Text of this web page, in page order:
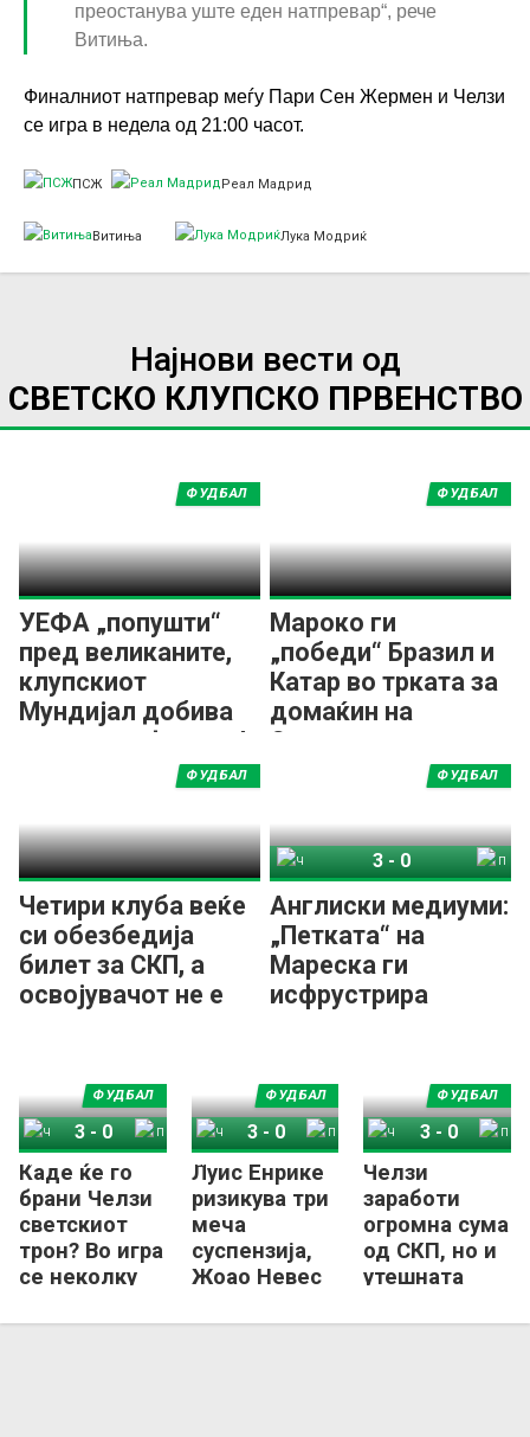
преостанува уште еден натпревар“, рече
Витиња.
Финалниот натпревар меѓу Пари Сен Жермен и Челзи
се игра в недела од 21:00 часот.
ПСЖ Реал Мадрид
Витиња Лука Модриќ
Најнови вести од
СВЕТСКО КЛУПСКО ПРВЕНСТВО
УЕФА „попушти“
пред великаните,
клупскиот
Мундијал добива
проширен формат!
ФУДБАЛ
Мароко ги
„победи“ Бразил и
Катар во трката за
домаќин на
Светско клупско
првенство во
ФУДБАЛ
Четири клуба веќе
си обезбедија
билет за СКП, а
освојувачот не е
ФУДБАЛ
Англиски медиуми:
„Петката“ на
Мареска ги
исфрустрира
ФУДБАЛ
3-0
Каде ќе го
брани Челзи
светскиот
трон? Во игра
се неколку
една испрати
ФУДБАЛ
Челзи
3 - 0
Луис Енрике
ризикува три
меча
суспензија,
Жоао Невес
Суперкупот
ФУДБАЛ
Челзи
3- 0
ПСЖ
Челзи
заработи
огромна сума
од СКП, но и
утешната
ПСЖ не е
ФУДБАЛ
Челзи
3- 0